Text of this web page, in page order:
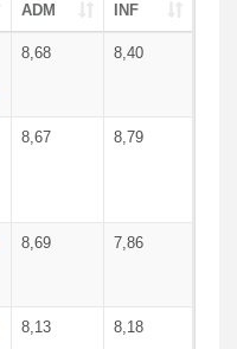
ADM INF
8,68 8,40
8,67 8,79
8,69 7,86
8,13 8,18